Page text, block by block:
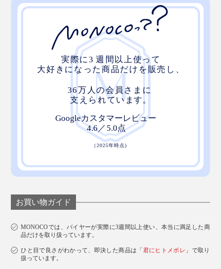
お買い物ガイド
MONOCOでは、バイヤーが実際に3週間以上使い、本当に満足した商
品だけを取り扱っています。
ひと目で良さがわかって、即決した商品は「君にヒトメボレ 」で取り
扱っています。